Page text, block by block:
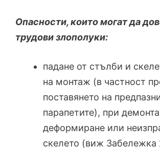
Опасности, които могат да
трудови злополуки:
падане от стълби и
на монтаж (в частност
поставянето на
парапетите), при
деформиране или
скелето (виж Забележка